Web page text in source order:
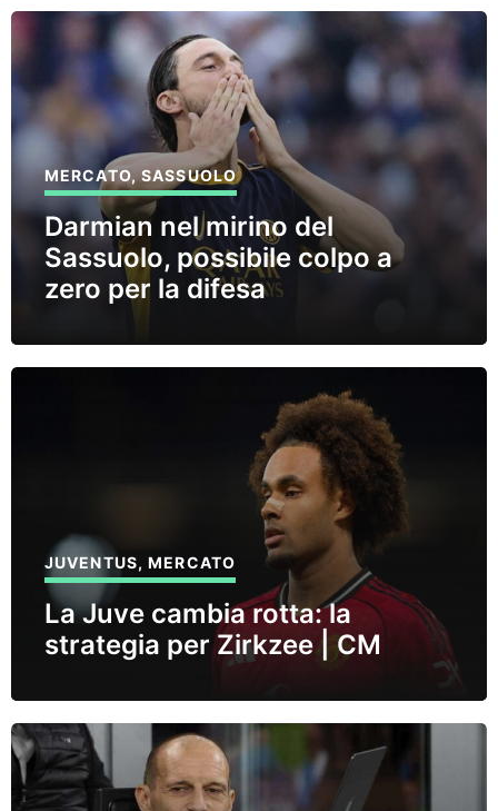
MERCATO,SASSUOLO
Darmian nel mirino del
Sassuolo, possibile colpo a
zero per la difesa
JUVENTUS,MERCATO
La Juve cambia rotta: la
strategia per Zirkzee | CM